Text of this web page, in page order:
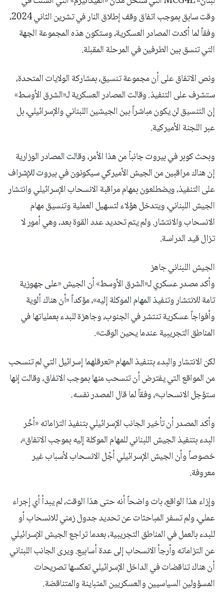
وقت سابق بموجب اتفاق وقف إطلاق النار في تشرين الثاني 2024،
وفقاً لما أكدت المصادر العسكرية، وستكون هذه المجموعة الجهة
التي تنسق بين الطرفين في المرحلة المقبلة.
ونص الاتفاق على أن مجموعة تنسيق، بمشاركة الولايات المتحدة،
ستشرف على التنفيذ. وقالت المصادر العسكرية لـ«الشرق الأوسط»
إن التنسيق لن يكون مباشراً بين الجيشين اللبناني والإسرائيلي، بل
عبر اللجنة الأميركية.
وبحث كوبر في بيروت جانباً من هذا الأمر، وقالت المصادر الوزارية
إن هناك مراقبين من الجيش الأميركي سيكونون في بيروت للإشراف
على التنفيذ، ويضطلعون بمهام مراقبة الانسحاب الإسرائيلي وانتشار
الجيش اللبناني، ويتدخل هؤلاء لتسهيل العملية وتنسيق مهام
الانسحاب والانتشار. ولم يتم تحديد عدد القوة بعد، وهي أمور لا
تزال قيد الدراسة.
الجيش اللبناني جاهز
وأكد مصدر عسكري لـ«الشرق الأوسط» أن الجيش «على جهوزية
تامة للانتشار وتنفيذ المهام الموكلة إليه»، مؤكداً «أن هناك ألوية
وأفواجاً عسكرية تنتشر في الجنوب، وجاهزة للبدء بعملياتها في
المناطق التجريبية عندما يحين الوقت».
لكن الانتشار والبدء بتنفيذ المهام «تعرقلهما إسرائيل التي لم تنسحب
من المواقع التي يفترض أن تنسحب منها بموجب الاتفاق، وقالت إنها
ستؤجل الانسحاب»، وفقاً لما قال المصدر نفسه.
وأكد المصدر أن تأخير الجانب الإسرائيلي بتنفيذ التزاماته «أخّر
البدء بتنفيذ الجيش اللبناني للمهام الموكلة إليه بموجب الاتفاق»،
خصوصاً وأن الجيش الإسرائيلي أجّل الانسحاب لأسباب غير
معروفة.
وإزاء هذا الواقع، بات واضحاً أنه حتى هذا الوقت، لم يبدأ أي إجراء
عملي، ولم تسفر المباحثات عن تحديد جدول زمني للانسحاب أو
للبدء بالعمل في المناطق التجريبية، بعدما تراجع الجيش الإسرائيلي
عن التزاماته وأرجأ الانسحاب إلى عدة أسابيع. ويرى الجانب اللبناني
أن هناك تناقضات في الداخل الإسرائيلي تعكسها تصريحات
المسؤولين السياسيين والعسكريين المتباينة والمتناقضة.